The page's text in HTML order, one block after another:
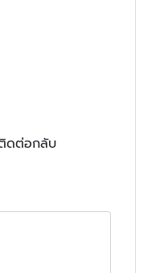
ดต่อกลับ